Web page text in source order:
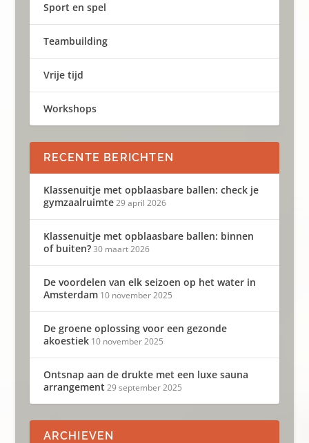
Sport en spel
Teambuilding
Vrije tijd
Workshops
RECENTE BERICHTEN
Klassenuitje met opblaasbare ballen: check je
gymzaalruimte 29 april 2026
Klassenuitje met opblaasbare ballen: binnen
of buiten? 30 maart 2026
De voordelen van elk seizoen op het water in
Amsterdam 10 november 2025
De groene oplossing voor een gezonde
akoestiek 10 november 2025
Ontsnap aan de drukte met een luxe sauna
arrangement 29 september 2025
ARCHIEVEN